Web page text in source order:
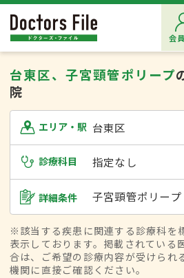
会
台東区、子宮頸管ポリープ
院
エリア・駅 台東区
診療科目 指定なし
詳細条件 子宮頸管ポリープ
※該当する疾患に関連する診療科を
表示しております。掲載されている
合は、ご希望の診療内容が受けられ
機関に直接ご確認ください。